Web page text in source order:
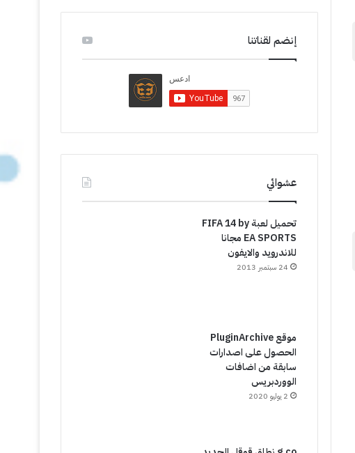
إنضم لقناتنا
عشوائي
تحميل لعبة FIFA 14 by
EA SPORTS مجانا
للاندرويد والايفون
24 سبتمبر 2013
موقع PluginArchive
الحصول على اصدارات
سابقة من اضافات
الووردبريس
2 يوليو 2020